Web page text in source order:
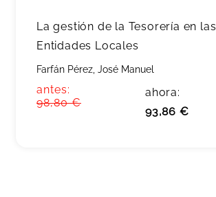
La gestión de la Tesorería en las
Entidades Locales
Farfán Pérez, José Manuel
antes:
98,80 €
ahora:
93,86 €